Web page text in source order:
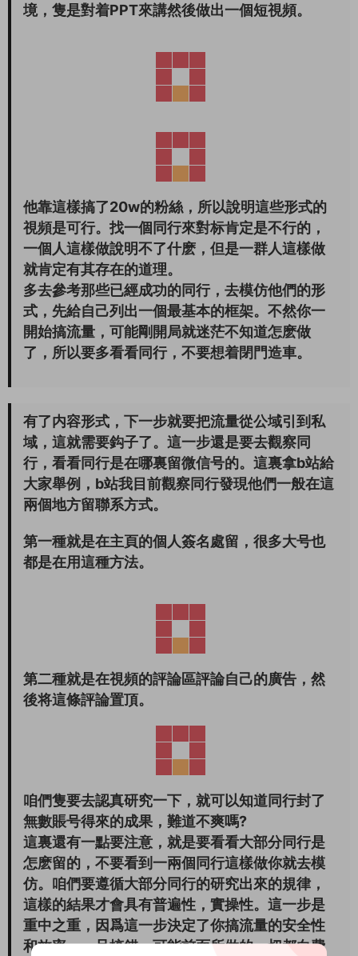
境，隻是對着PPT來講然後做出一個短視頻。
他靠這樣搞了20w的粉絲，所以說明這些形式的
視頻是可行。找一個同行來對标肯定是不行的，
一個人這樣做說明不了什麽，但是一群人這樣做
就肯定有其存在的道理。
多去參考那些已經成功的同行，去模仿他們的形
式，先給自己列出一個最基本的框架。不然你一
開始搞流量，可能剛開局就迷茫不知道怎麽做
了，所以要多看看同行，不要想着閉門造車。
有了内容形式，下一步就要把流量從公域引到私
域，這就需要鈎子了。這一步還是要去觀察同
行，看看同行是在哪裏留微信号的。這裏拿b站給
大家舉例，b站我目前觀察同行發現他們一般在這
兩個地方留聯系方式。
第一種就是在主頁的個人簽名處留，很多大号也
都是在用這種方法。
第二種就是在視頻的評論區評論自己的廣告，然
後将這條評論置頂。
咱們隻要去認真研究一下，就可以知道同行封了
無數賬号得來的成果，難道不爽嗎?
這裏還有一點要注意，就是要看看大部分同行是
怎麽留的，不要看到一兩個同行這樣做你就去模
仿。咱們要遵循大部分同行的研究出來的規律，
這樣的結果才會具有普遍性，實操性。這一步是
重中之重，因爲這一步決定了你搞流量的安全性
和效率，一旦搞錯，可能前面所做的一切都白費